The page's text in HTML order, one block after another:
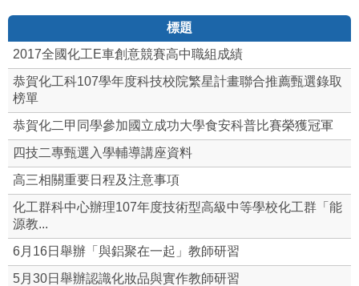
標題
2017全國化工E車創意競賽高中職組成績
恭賀化工科107學年度科技校院繁星計畫聯合推薦甄選錄取
榜單
恭賀化二甲同學參加國立成功大學食安科普比賽榮獲冠軍
四技二專甄選入學輔導講座資料
高三相關重要日程及注意事項
化工群科中心辦理107年度技術型高級中等學校化工群「能
源教...
6月16日舉辦「與鋁聚在一起」教師研習
5月30日舉辦認識化妝品與實作教師研習